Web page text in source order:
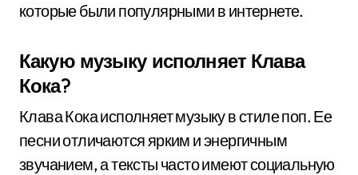
которые были популярными в интернете.
Какую музыку исполняет Клава
Кока?
Клава Кока исполняет музыку в стиле поп. Ее
песни отличаются ярким и энергичным
звучанием, а тексты часто имеют социальную